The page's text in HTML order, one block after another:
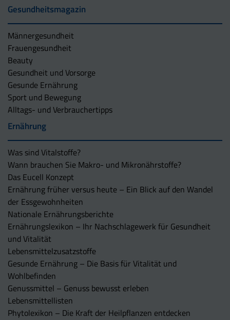
Gesundheitsmagazin
Männergesundheit
Frauengesundheit
Beauty
Gesundheit und Vorsorge
Gesunde Ernährung
Sport und Bewegung
Alltags- und Verbrauchertipps
Ernährung
Was sind Vitalstoffe?
Wann brauchen Sie Makro- und Mikronährstoffe?
Das Eucell Konzept
Ernährung früher versus heute – Ein Blick auf den Wandel
der Essgewohnheiten
Nationale Ernährungsberichte
Ernährungslexikon – Ihr Nachschlagewerk für Gesundheit
und Vitalität
Lebensmittelzusatzstoffe
Gesunde Ernährung – Die Basis für Vitalität und
Wohlbefinden
Genussmittel – Genuss bewusst erleben
Lebensmittellisten
Phytolexikon – Die Kraft der Heilpflanzen entdecken